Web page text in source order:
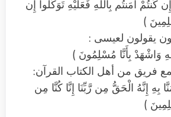
كُنتُمْ آمَنتُم بِاللهِ فَعَلَيْهِ تَوَكَّلُواْ إِن
)
يقولون لعيسى :
وَاشْهَدْ بِأَنَّا مُسْلِمُونَ )
فريق من أهل الكتاب القرآن:
بِهِ إِنَّهُ الْحَقُّ مِن رَّبِّنَا إِنَّا كُنَّا مِن
)